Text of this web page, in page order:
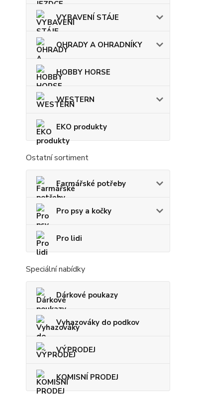
VYBAVENÍ STÁJE
OHRADY A OHRADNÍKY
HOBBY HORSE
WESTERN
EKO produkty
Ostatní sortiment
Farmářské potřeby
Pro psy a kočky
Pro lidi
Speciální nabídky
Dárkové poukazy
Vyhazováky do podkov
VÝPRODEJ
KOMISNÍ PRODEJ